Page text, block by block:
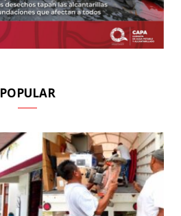
POPULAR